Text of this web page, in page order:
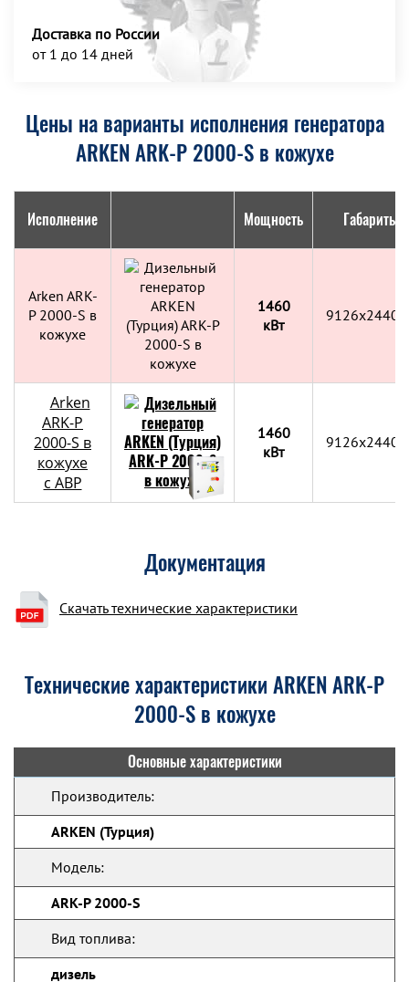
Доставка по России
от 1 до 14 дней
Цены на варианты исполнения генератора
ARKEN ARK-P 2000-S в кожухе
Исполнение Мощность Габариты,
Arken ARK-
P 2000-S в
кожухе
1460
кВт
Arken
ARK-P
2000-S в
кожухе
с АВР
1460
кВт
Документация
Скачать технические характеристики
Технические характеристики ARKEN ARK-P
2000-S в кожухе
Основные характеристики
Производитель:
ARKEN (Турция)
Модель:
ARK-P 2000-S
Вид топлива:
дизель